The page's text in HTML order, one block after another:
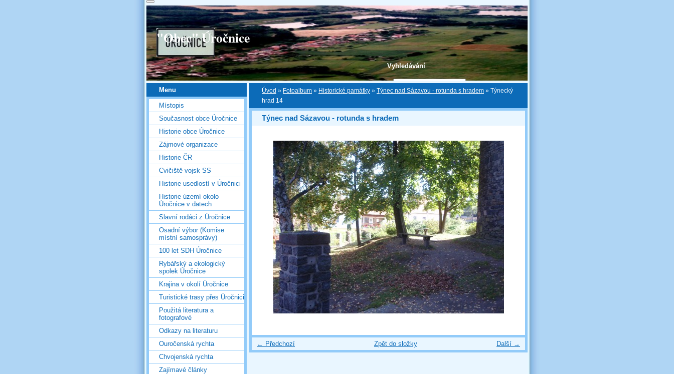
Vyhledávání
"Obec" Úročnice
Úvod » Fotoalbum » Historické památky » Týnec nad Sázavou - rotunda s hradem » Týnecký
hrad 14
Týnec nad Sázavou - rotunda s hradem
← Předchozí Další →
Zpět do složky
Menu
Místopis
Současnost obce Úročnice
Historie obce Úročnice
Zájmové organizace
Historie ČR
Cvičiště vojsk SS
Historie usedlostí v Úročnici
Historie území okolo
Úročnice v datech
Slavní rodáci z Úročnice
Osadní výbor (Komise
místní samosprávy)
100 let SDH Úročnice
Rybářský a ekologický
spolek Úročnice
Krajina v okolí Úročnice
Turistické trasy přes Úročnici
Použitá literatura a
fotografové
Odkazy na literaturu
Ouročenská rychta
Chvojenská rychta
Zajímavé články